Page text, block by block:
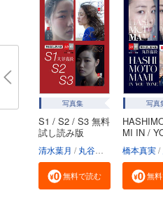
写真集
S1 / S2 / S3 無料
試し読み版
清水葉月 丸谷嘉長
無料で読む
写真
MI IN /
橋本真実
無